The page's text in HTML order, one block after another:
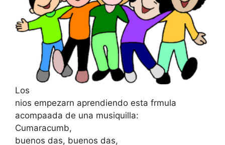
Los
nios empezarn aprendiendo esta frmula
acompaada de una musiquilla:
Cumaracumb,
buenos das, buenos das,